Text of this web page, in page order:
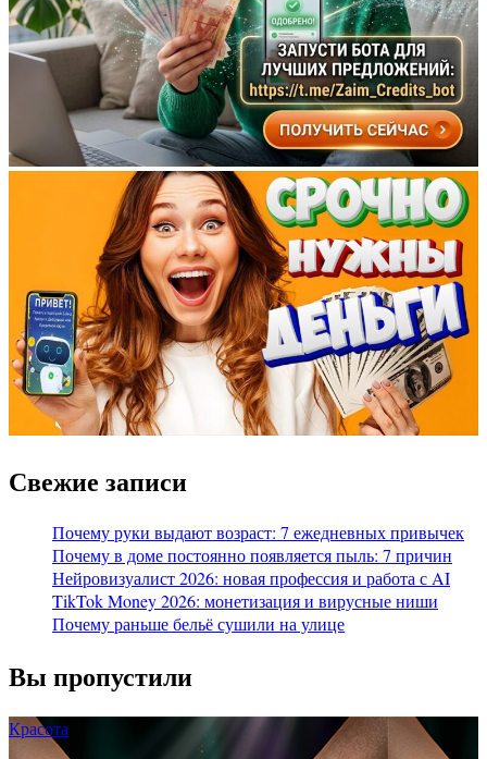
Свежие записи
Почему руки выдают возраст: 7 ежедневных привычек
Почему в доме постоянно появляется пыль: 7 причин
Нейровизуалист 2026: новая профессия и работа с AI
TikTok Money 2026: монетизация и вирусные ниши
Почему раньше бельё сушили на улице
Вы пропустили
Красота